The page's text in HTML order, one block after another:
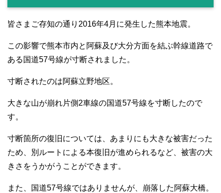
皆さまご存知の通り2016年4月に発生した熊本地震。
この影響で熊本市内と阿蘇及び大分方面を結ぶ幹線道路で
ある国道57号線が寸断されました。
寸断されたのは阿蘇立野地区。
大きな山が崩れ片側2車線の国道57号線を寸断したので
す。
寸断箇所の復旧については、あまりにも大きな被害だった
ため、別ルートによる本復旧が進められるなど、被害の大
きさをうかがうことができます。
また、国道57号線ではありませんが、崩落した阿蘇大橋。